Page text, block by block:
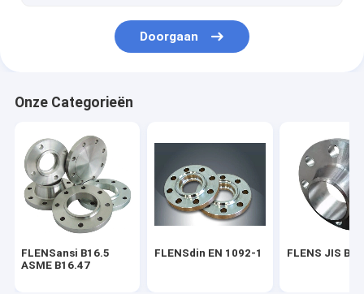
EN 10253 VAN DE PIJPmontage DIN
HET T-STUK VAN DE STAALpijp
Het Reductiemiddel van de staalpijp
Staalpijp GLB
FROGED-MONTAGE ASME B16.11
Doorgaan
Onze Categorieën
FLENSansi B16.5
ASME B16.47
FLENSdin EN 1092-1 FLENS JIS